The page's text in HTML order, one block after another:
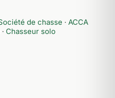
de chasse · ACCA
· Chasseur solo